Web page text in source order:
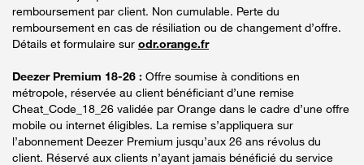
remboursement par client. Non cumulable. Perte du
remboursement en cas de résiliation ou de changement d’offre.
Détails et formulaire sur odr.orange.fr
Deezer Premium 18-26 : Offre soumise à conditions en
métropole, réservée au client bénéficiant d’une remise
Cheat_Code_18_26 validée par Orange dans le cadre d’une offre
mobile ou internet éligibles. La remise s’appliquera sur
l’abonnement Deezer Premium jusqu’aux 26 ans révolus du
client. Réservé aux clients n’ayant jamais bénéficié du service